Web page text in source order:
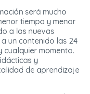
será mucho
tiempo y menor
a las nuevas
un contenido las 24
cualquier momento.
y
de aprendizaje